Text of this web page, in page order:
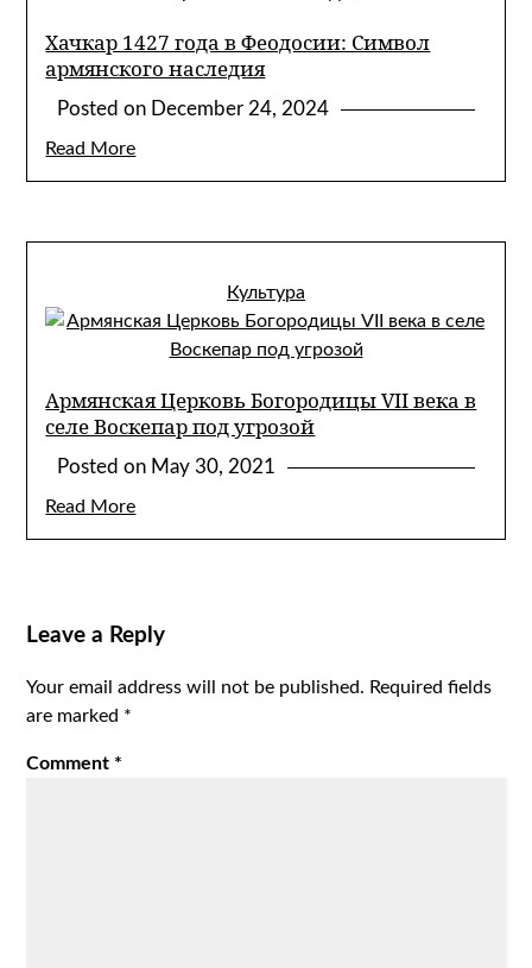
Хачкар 1427 года в Феодосии: Символ
армянского наследия
Posted on December 24, 2024
Read More
Культура
Армянская Церковь Богородицы VII века в
селе Воскепар под угрозой
Posted on May 30, 2021
Read More
Leave a Reply
Your email address will not be published. Required fields
are marked *
Comment *